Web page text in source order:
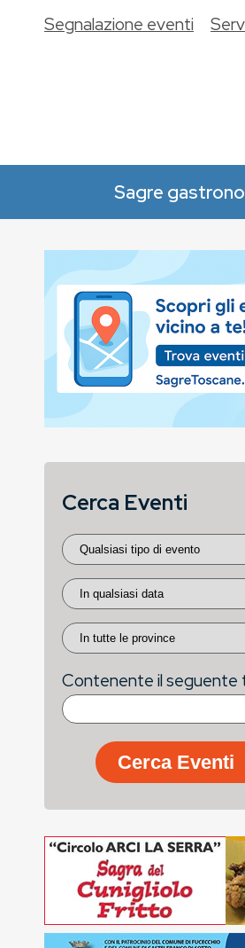
Sagre
Segnalazione eventi
Cerca Eventi
Contenente il seguente
Cerca Eventi